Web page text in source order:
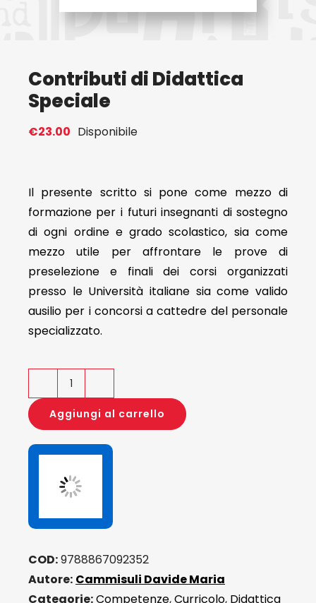
Contributi di Didattica
Speciale
€23.00 Disponibile
Il presente scritto si pone come mezzo di
formazione per i futuri insegnanti di sostegno
di ogni ordine e grado scolastico, sia come
mezzo utile per affrontare le prove di
preselezione e finali dei corsi organizzati
presso le Università italiane sia come valido
ausilio per i concorsi a cattedre del personale
specializzato.
Contributi
di
Didattica
Speciale
quantità
Aggiungi al carrello
COD:9788867092352
Autore: Cammisuli Davide Maria
Categorie:Competenze,Curricolo, Didattica